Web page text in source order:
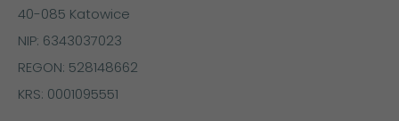
40-085 Katowice
NIP: 6343037023
REGON: 528148662
KRS: 0001095551